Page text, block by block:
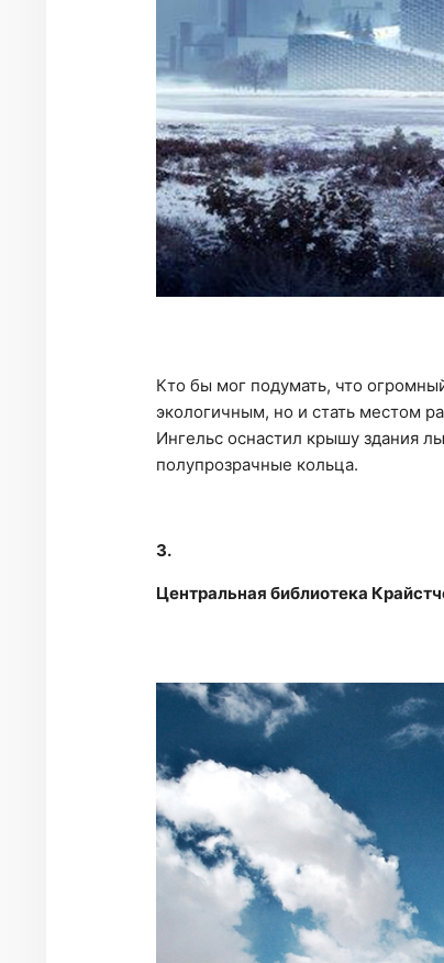
Кто бы мог подумать, что
экологичным, но и стать местом
Ингельс оснастил крышу здания
полупрозрачные кольца.
3.
Центральная библиотека